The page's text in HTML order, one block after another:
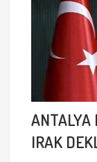
ANTALYA
IRAK